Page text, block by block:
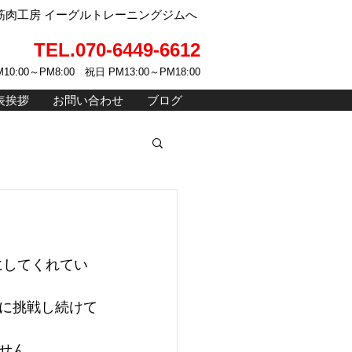
工房 イーグルトレーニングジムへ
TEL.070-6449-6612
～PM8:00 祝日 PM13:00～PM18:00
挨拶 お問い合わせ ブログ
てくれてい
挑戦し続けて